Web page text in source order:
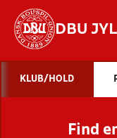
DBU
KLUB/HOLD
Find